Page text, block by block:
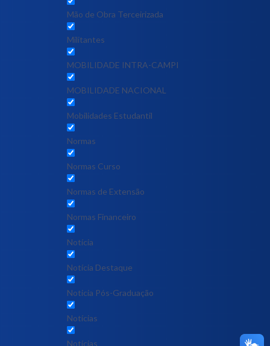
Mão de Obra Terceirizada
Militantes
MOBILIDADE INTRA-CAMPI
MOBILIDADE NACIONAL
Mobilidades Estudantil
Normas
Normas Curso
Normas de Extensão
Normas Financeiro
Notícia
Notícia Destaque
Noticia Pós-Graduação
Notícias
Notícias